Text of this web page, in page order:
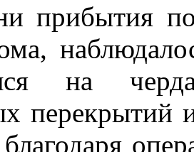
прибытия
на
перекрытий